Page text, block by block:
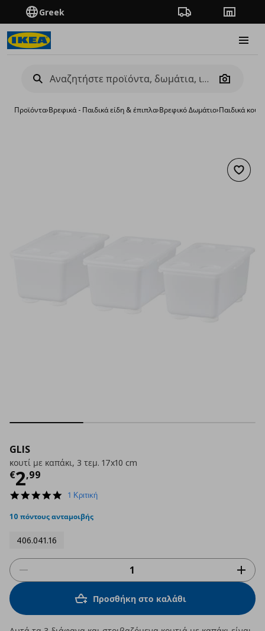
Greek Πορεία παραγγελίας
Camera
Προϊόντα›Βρεφικά - Παιδικά είδη & έπιπλα›Βρεφικό Δωμάτιο›Παιδικά
GLIS
κουτί με καπάκι, 3 τεμ. 17x10 cm
€2,99
Τρέχουσα τιμή
5.0
rating
1 Κριτική
10 πόντους ανταμοιβής
406.041.16
Προσθήκη στο καλάθι